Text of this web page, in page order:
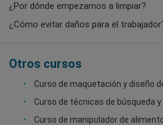
¿Por dónde empezamos a limpiar?
¿Cómo evitar daños para el
Otros cursos
Curso de maquetación y diseño
Curso de técnicas de búsqueda
Curso de manipulador de